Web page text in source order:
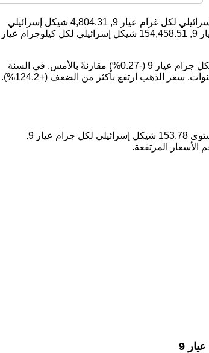
لكل غرام عيار 9, 4,804.31 شيكل إسرائيلي
154,458.51 شيكل إسرائيلي لكل كيلوجرام عيار
اليوم، انخفض سعر الذهب بمقدار -0.42 شيكل إسرائيلي لكل جرام عيار 9 (-0.27%) مقارنةً بالأمس. في السنة
الماضية, سعر الذهب ارتفع بمقدار 9.85%. على مدى 5 سنوات, سعر الذهب ارتفع بأكثر من الضعف (+124.2%).
الأسعار المرتفعة.
9